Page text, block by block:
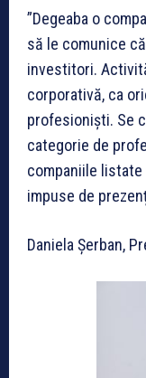
”Degeaba o
să le comunice
investitori.
corporativă, ca
profesioniști. Se
categorie de
companiile
impuse de
Daniela Șerban,